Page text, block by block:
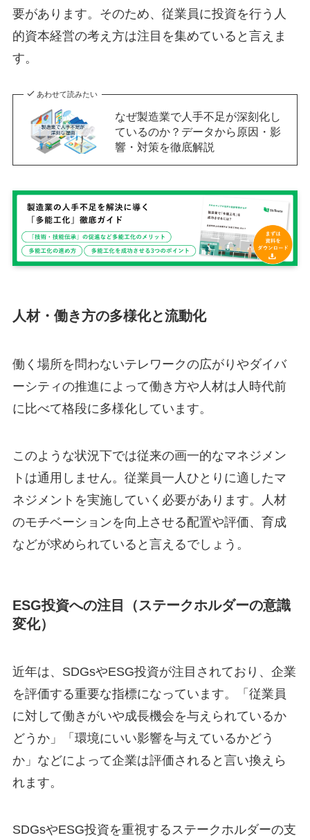
要があります。そのため、従業員に投資を行う人
的資本経営の考え方は注目を集めていると言えま
す。
あわせて読みたい
なぜ製造業で人手不足が深刻化し
ているのか？データから原因・影
響・対策を徹底解説
人材・働き方の多様化と流動化
働く場所を問わないテレワークの広がりやダイバ
ーシティの推進によって働き方や人材は人時代前
に比べて格段に多様化しています。
このような状況下では従来の画一的なマネジメン
トは通用しません。従業員一人ひとりに適したマ
ネジメントを実施していく必要があります。人材
のモチベーションを向上させる配置や評価、育成
などが求められていると言えるでしょう。
ESG投資への注目（ステークホルダーの意識
変化）
近年は、SDGsやESG投資が注目されており、企業
を評価する重要な指標になっています。「従業員
に対して働きがいや成長機会を与えられているか
どうか」「環境にいい影響を与えているかどう
か」などによって企業は評価されると言い換えら
れます。
SDGsやESG投資を重視するステークホルダーの支